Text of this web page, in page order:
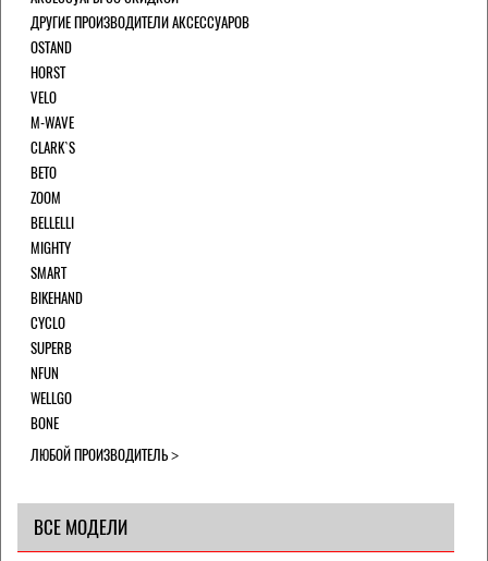
ДРУГИЕ ПРОИЗВОДИТЕЛИ АКСЕССУАРОВ
OSTAND
HORST
VELO
M-WAVE
CLARK`S
BETO
ZOOM
BELLELLI
MIGHTY
SMART
BIKEHAND
CYCLO
SUPERB
NFUN
WELLGO
BONE
ЛЮБОЙ ПРОИЗВОДИТЕЛЬ
ВСЕ МОДЕЛИ